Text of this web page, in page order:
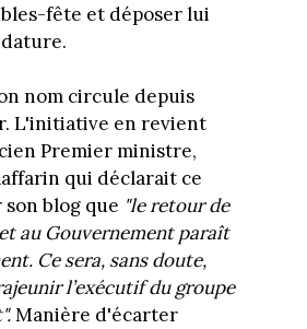
fête et déposer lui
nom circule depuis
L'initiative en revient
Premier ministre,
qui déclarait ce
blog que "le retour de
au Gouvernement paraît
Ce sera, sans doute,
l’exécutif du groupe
Manière d'écarter